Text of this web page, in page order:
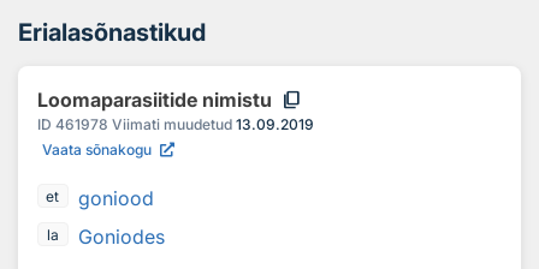
Erialasõnastikud
Loomaparasiitide nimistu content_copy
ID 461978 Viimati muudetud 13.09.2019
Vaata sõnakogu
et goniood
la Goniodes